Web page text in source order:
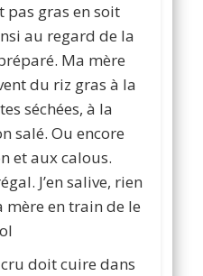
pas gras en soit
au regard de la
Ma mère
du riz gras à la
séchées, à la
salé. Ou encore
et aux calous.
J’en salive, rien
mère en train de le
doit cuire dans